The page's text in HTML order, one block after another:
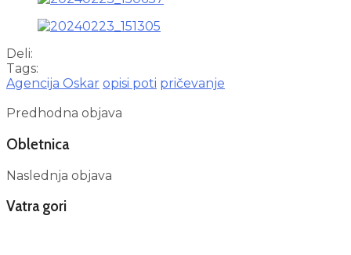
Deli:
Tags:
Agencija Oskar opisi poti pričevanje
Predhodna objava
Obletnica
Naslednja objava
Vatra gori